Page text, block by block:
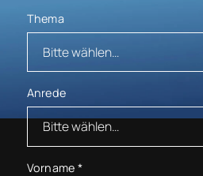
Thema
Anrede
Vorname *